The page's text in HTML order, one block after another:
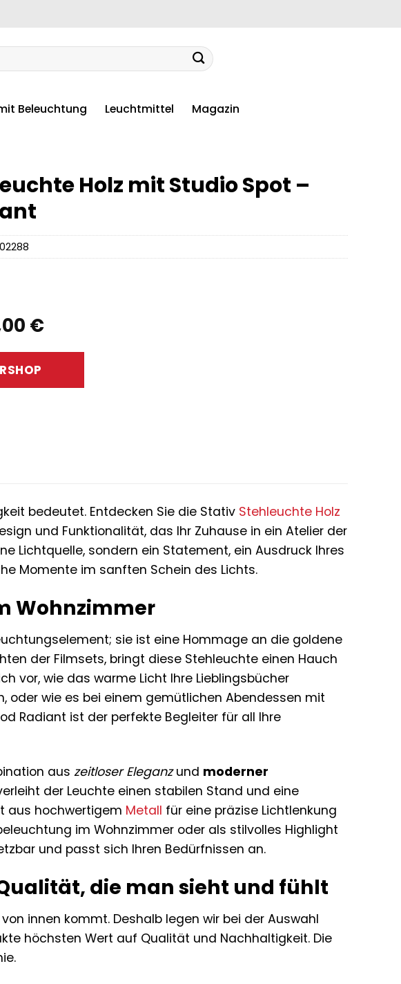
Beleuchtung Leuchtmittel Magazin
Holz mit Studio Spot –
€
€Aktueller
ist:
bedeutet. Entdecken Sie die Stativ Stehleuchte Holz
und Funktionalität, das Ihr Zuhause in ein Atelier der
Lichtquelle, sondern ein Statement, ein Ausdruck Ihres
Momente im sanften Schein des Lichts.
Wohnzimmer
sie ist eine Hommage an die goldene
der Filmsets, bringt diese Stehleuchte einen Hauch
vor, wie das warme Licht Ihre Lieblingsbücher
oder wie es bei einem gemütlichen Abendessen mit
Radiant ist der perfekte Begleiter für all Ihre
auszeitloser Eleganzund moderner
der Leuchte einen stabilen Stand und eine
aus hochwertigem Metall für eine präzise Lichtlenkung
im Wohnzimmer oder als stilvolles Highlight
und passt sich Ihren Bedürfnissen an.
die man sieht und fühlt
innen kommt. Deshalb legen wir bei der Auswahl
höchsten Wert auf Qualität und Nachhaltigkeit. Die